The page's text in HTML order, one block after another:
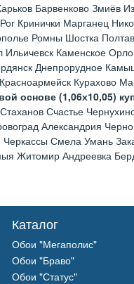
Барвенково Змиёв
Кринички Марганец
Ромны Шостка
Ильичевск Каменское
Днепрорудное
Курахово
основе (1,06х10,05)
Счастье
Александрия
Смела Умань
Житомир Андреевка
Каталог
Обои "Мегаполис"
Обои "Браво"
Обои "Статус"